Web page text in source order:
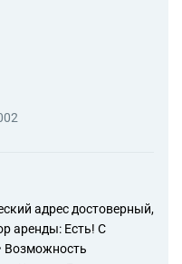
услуг для
Консультирование по
коммерческой
и управления
Деятельность в области
адрес достоверный,
аренды: Есть! С
Возможность